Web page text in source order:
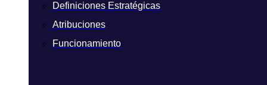
Definiciones Estratégicas
Atribuciones
Funcionamiento